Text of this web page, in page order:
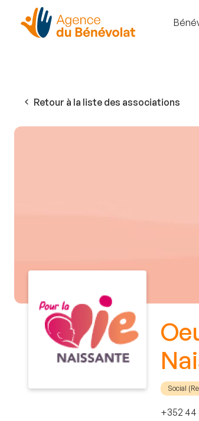
Retour à la liste des associations
Social
+352 44